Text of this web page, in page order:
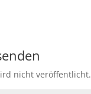
nicht veröffentlicht.